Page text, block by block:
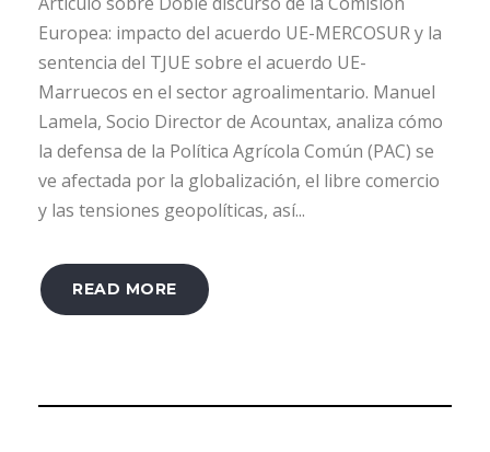
Europea: impacto del acuerdo UE-MERCOSUR y la
sentencia del TJUE sobre el acuerdo UE-
Marruecos en el sector agroalimentario. Manuel
Lamela, Socio Director de Acountax, analiza cómo
la defensa de la Política Agrícola Común (PAC) se
ve afectada por la globalización, el libre comercio
y las tensiones geopolíticas, así...
READ MORE